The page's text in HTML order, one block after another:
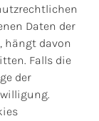
Daten der
hängt davon
Falls die
der